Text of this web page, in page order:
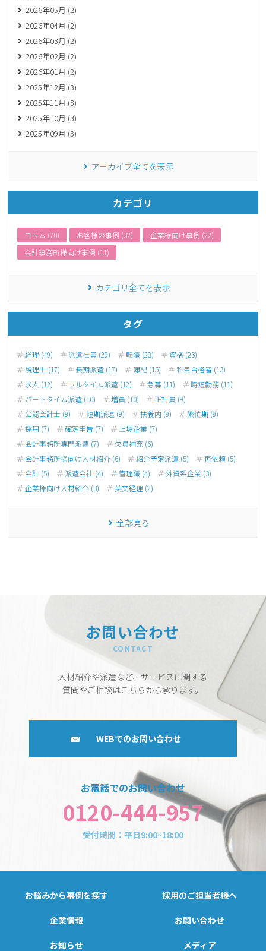
2026年05月 (2)
2026年04月 (2)
2026年03月 (2)
2026年02月 (2)
2026年01月 (2)
2025年12月 (3)
2025年11月 (3)
2025年10月 (3)
2025年09月 (3)
アーカイブ全てを表示
カテゴリ
コラム (70) お客様の事例 (32)
企業様向け事例 (22)
会計事務所様向け事例 (11)
カテゴリ全てを表示
タグ
経理 (49) 派遣社員 (29) 転職 (28)
資格 (23)
税理士 (17)
長期派遣 (17) 簿記 (15)
科目合格者 (13)
求人 (12)
フルタイム派遣 (12) 急募 (11)
時短勤務 (11)
パートタイム派遣 (10)
増員 (10)
正社員 (9)
公認会計士 (9)
短期派遣 (9) 扶養内 (9)
繁忙期 (9)
採用 (7)
確定申告 (7)
上場企業 (7)
会計事務所専門派遣 (7)
欠員補充 (6)
会計事務所様向け人材紹介 (6)
紹介予定派遣 (5)
再依頼 (5)
会計 (5)
派遣会社 (4) 管理職 (4)
外資系企業 (3)
企業様向け人材紹介 (3)
英文経理 (2)
全部見る
お問い合わせ
CONTACT
人材紹介や派遣など、サービスに関する
質問やご相談はこちらから承ります。
WEBでのお問い合わせ
お電話でのお問い合わせ
0120-444-957
受付時間：平日9:00~18:00
お悩みから事例を探す 採用のご担当者様へ
企業情報 お問い合わせ
お知らせ メディア